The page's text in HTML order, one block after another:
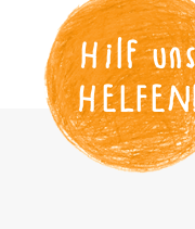
Hilf
HELFEN